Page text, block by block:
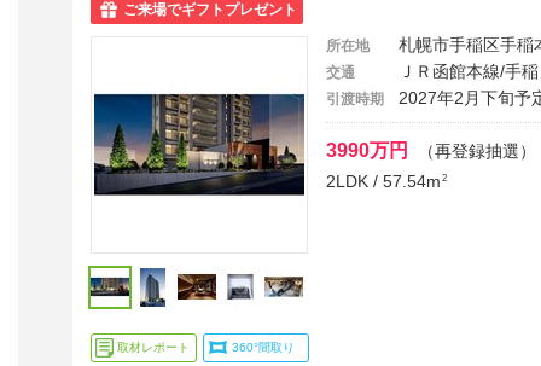
ご来場でギフトプレゼント
取材レポート 360°間取り
所在地 札幌市手稲区手稲
交通 ＪＲ函館本線/手
引渡時期 2027年2月下旬予
3990万円
（再登録抽選）
2LDK / 57.54m 2